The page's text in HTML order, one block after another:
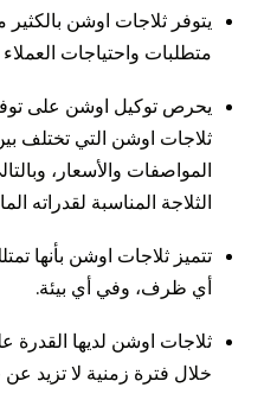
يتوفر ثلاجات اوشن
متطلبات واحتياجات العملاء
يحرص توكيل اوشن على
ثلاجات اوشن التي تختلف
المواصفات والأسعار،
الثلاجة المناسبة لقدراته
تتميز ثلاجات اوشن بأنها
أي ظرف، وفي أي بيئة.
ثلاجات اوشن لديها القدرة
خلال فترة زمنية لا تزيد